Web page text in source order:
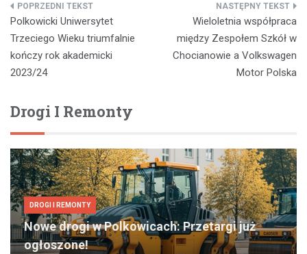
Nawigacja
wpisu
Polkowicki Uniwersytet
Trzeciego Wieku triumfalnie
kończy rok akademicki
2023/24
Wieloletnia współpraca
między Zespołem Szkół w
Chocianowie a Volkswagen
Motor Polska
Drogi I Remonty
DROGI I REMONTY
Nowe drogi w Polkowicach: Przetargi już
ogłoszone!